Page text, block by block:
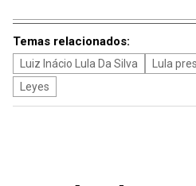
Temas relacionados:
Luiz Inácio Lula Da Silva Lula
Leyes